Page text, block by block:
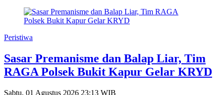
Peristiwa
Sasar Premanisme dan Balap Liar, Tim
RAGA Polsek Bukit Kapur Gelar KRYD
Sabtu, 01 Agustus 2026 23:13 WIB